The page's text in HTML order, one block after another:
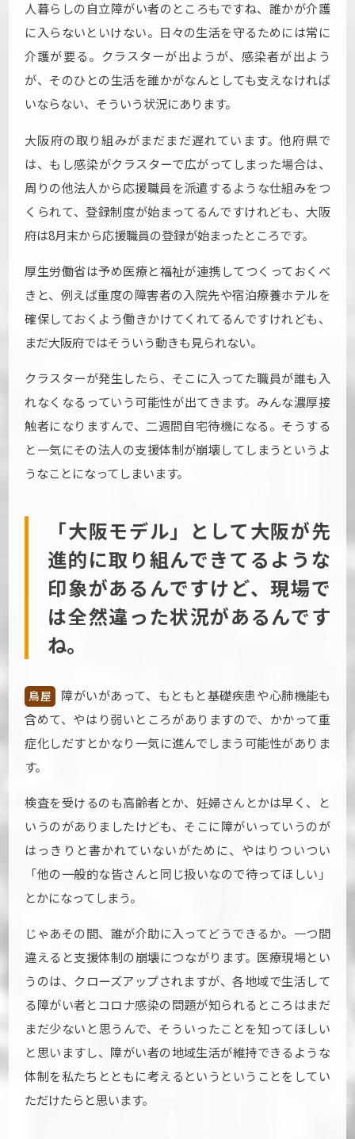
人暮らしの自立障がい者のところもですね、誰かが介護
に入らないといけない。日々の生活を守るためには常に
介護が要る。クラスターが出ようが、感染者が出よう
が、そのひとの生活を誰かがなんとしても支えなければ
いならない、そういう状況にあります。
大阪府の取り組みがまだまだ遅れています。他府県で
は、もし感染がクラスターで広がってしまった場合は、
周りの他法人から応援職員を派遣するような仕組みをつ
くられて、登録制度が始まってるんですけれども、大阪
府は8月末から応援職員の登録が始まったところです。
厚生労働省は予め医療と福祉が連携してつくっておくべ
きと、例えば重度の障害者の入院先や宿泊療養ホテルを
確保しておくよう働きかけてくれてるんですけれども、
まだ大阪府ではそういう動きも見られない。
クラスターが発生したら、そこに入ってた職員が誰も入
れなくなるっていう可能性が出てきます。みんな濃厚接
触者になりますんで、二週間自宅待機になる。そうする
と一気にその法人の支援体制が崩壊してしまうというよ
うなことになってしまいます。
「大阪モデル」として大阪が先
進的に取り組んできてるような
印象があるんですけど、現場で
は全然違った状況があるんです
ね。
鳥屋
障がいがあって、もともと基礎疾患や心肺機能も
含めて、やはり弱いところがありますので、かかって重
症化しだすとかなり一気に進んでしまう可能性がありま
す。
検査を受けるのも高齢者とか、妊婦さんとかは早く、と
いうのがありましたけども、そこに障がいっていうのが
はっきりと書かれていないがために、やはりついつい
「他の一般的な皆さんと同じ扱いなので待ってほしい」
とかになってしまう。
じゃあその間、誰が介助に入ってどうできるか。一つ間
違えると支援体制の崩壊につながります。医療現場とい
うのは、クローズアップされますが、各地域で生活して
る障がい者とコロナ感染の問題が知られるところはまだ
まだ少ないと思うんで、そういったことを知ってほしい
と思いますし、障がい者の地域生活が維持できるような
体制を私たちとともに考えるというということをしてい
ただけたらと思います。